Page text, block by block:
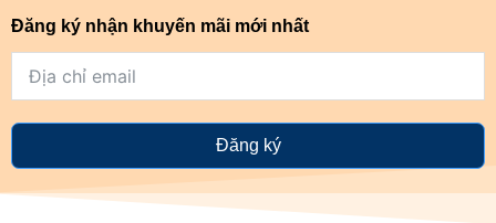
Đăng ký nhận khuyến mãi mới nhất
Đăng ký